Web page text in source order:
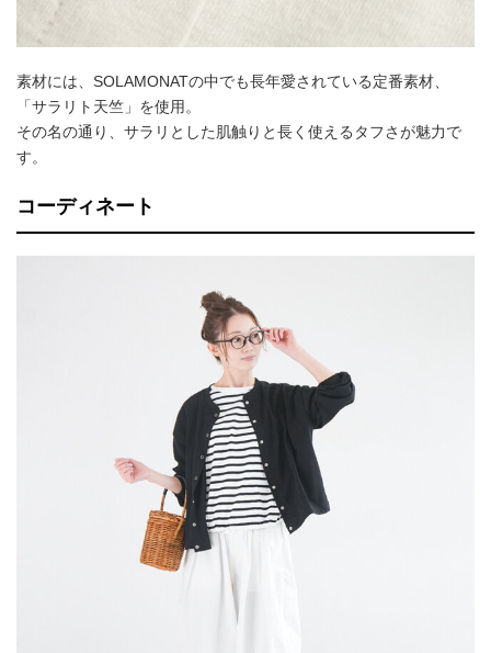
素材には、SOLAMONATの中でも長年愛されている定番素材、
「サラリト天竺」を使用。
その名の通り、サラリとした肌触りと長く使えるタフさが魅力で
す。
コーディネート